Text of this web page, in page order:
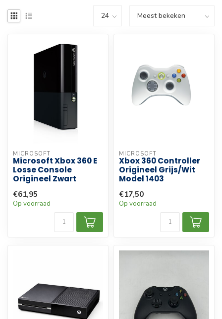
MICROSOFT
Microsoft Xbox 360 E
Losse Console
Origineel Zwart
€61,95
Op voorraad
MICROSOFT
Xbox 360 Controller
Origineel Grijs/Wit
Model 1403
€17,50
Op voorraad